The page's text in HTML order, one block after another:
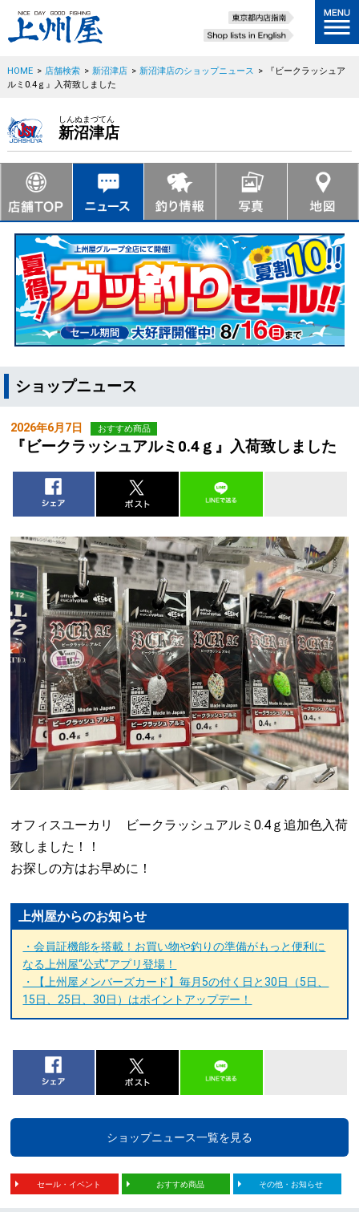
HOME > 店舗検索 > 新沼津店 > 新沼津店のショップニュース >
『ビークラッシュア
ルミ0.4ｇ』入荷致しました
しんぬまづてん
新沼津店
ショップニュース
2026年6月7日 おすすめ商品
『ビークラッシュアルミ0.4ｇ』入荷致しました
オフィスユーカリ ビークラッシュアルミ0.4ｇ追加色入荷
致しました！！
お探しの方はお早めに！
上州屋からのお知らせ
・会員証機能を搭載！お買い物や釣りの準備がもっと便利に
なる上州屋“公式”アプリ登場！
・【上州屋メンバーズカード】毎月5の付く日と30日（5日、
15日、25日、30日）はポイントアップデー！
ショップニュース一覧を見る
セール・イベント おすすめ商品 その他・お知らせ